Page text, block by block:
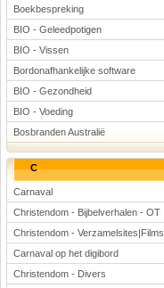
Boekbespreking
BIO - Geleedpotigen
BIO - Vissen
Bordonafhankelijke software
BIO - Gezondheid
BIO - Voeding
Bosbranden Australië
C
Carnaval
Christendom - Bijbelverhalen - OT
Christendom - Verzamelsites|Films
Carnaval op het digibord
Christendom - Divers